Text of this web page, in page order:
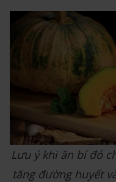
Lưu ý khi ăn bí đỏ
tăng đường huyết